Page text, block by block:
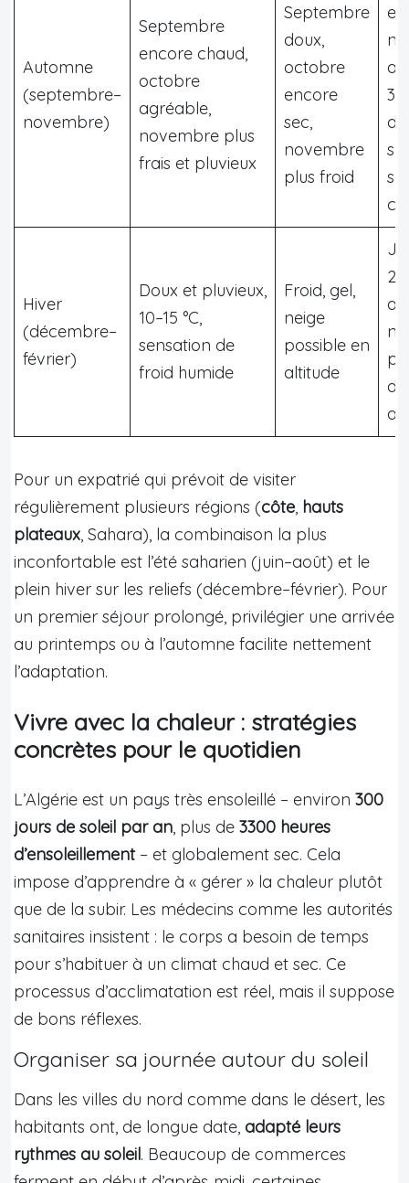
Automne
(septembre–
novembre)
Septembre
encore chaud,
octobre
agréable,
novembre plus
frais et pluvieux
Septembre
doux,
octobre
encore
sec,
novembre
plus froid
30
Hiver
(décembre–
février)
Doux et pluvieux,
10–15 °C,
sensation de
froid humide
Froid, gel,
neige
possible en
altitude
de
Pour un expatrié qui prévoit de visiter
régulièrement plusieurs régions (côte, hauts
plateaux, Sahara), la combinaison la plus
inconfortable est l’été saharien (juin–août) et le
plein hiver sur les reliefs (décembre–février). Pour
un premier séjour prolongé, privilégier une arrivée
au printemps ou à l’automne facilite nettement
l’adaptation.
Vivre avec la chaleur : stratégies
concrètes pour le quotidien
L’Algérie est un pays très ensoleillé – environ 300
jours de soleil par an, plus de 3300 heures
d’ensoleillement– et globalement sec. Cela
impose d’apprendre à « gérer » la chaleur plutôt
que de la subir. Les médecins comme les autorités
sanitaires insistent : le corps a besoin de temps
pour s’habituer à un climat chaud et sec. Ce
processus d’acclimatation est réel, mais il suppose
de bons réflexes.
Organiser sa journée autour du soleil
Dans les villes du nord comme dans le désert, les
habitants ont, de longue date, adapté leurs
rythmes au soleil. Beaucoup de commerces